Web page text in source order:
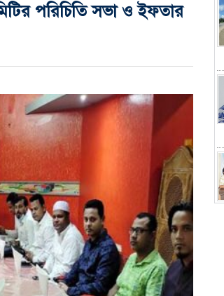
পরিচিতি সভা ও ইফতার